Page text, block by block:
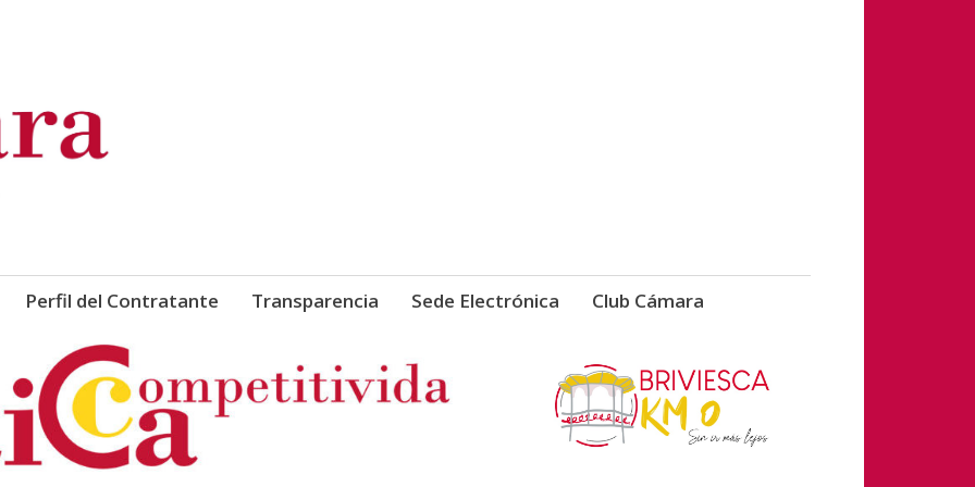
Comercio, Industria y Servicios de Briviesca
Perfil del Contratante Transparencia Sede Electrónica Club Cámara